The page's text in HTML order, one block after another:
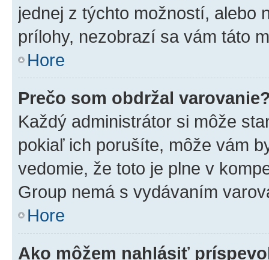
jednej z týchto možností, alebo
prílohy, nezobrazí sa vám táto
Hore
Prečo som obdržal
Každý administrátor si môže
pokiaľ ich porušíte, môže vám
vedomie, že toto je plne v
Group nemá s vydávaním
Hore
Ako môžem nahlásiť